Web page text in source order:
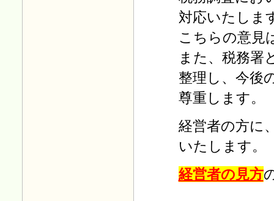
対応いたしま
こちらの意
また、税務署
整理し、今後
尊重します。
経営者の方に
いたします。
経営者の見方